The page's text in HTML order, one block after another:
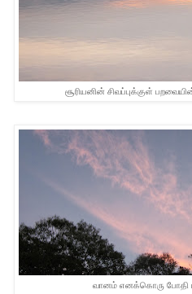
சூரியனின் சிவப்புக்குள் பறவையின்
வானம் எனக்கொரு போதி